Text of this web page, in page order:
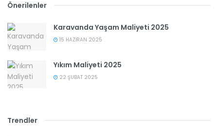
Önerilenler
Karavanda Yaşam Maliyeti 2025
15 HAZIRAN 2025
Yıkım Maliyeti 2025
22 ŞUBAT 2025
Trendler